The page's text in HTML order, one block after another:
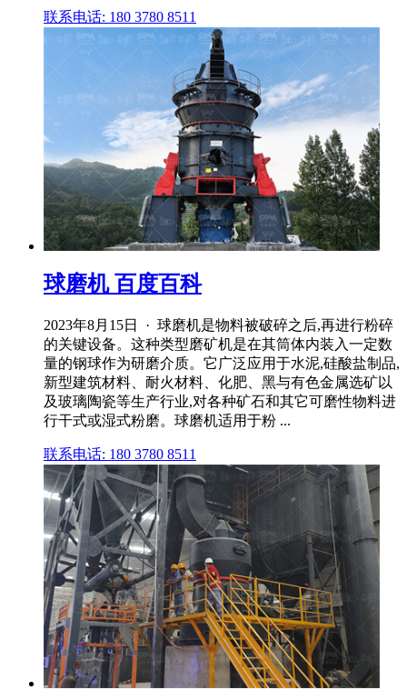
联系电话: 180 3780 8511
球磨机 百度百科
2023年8月15日 · 球磨机是物料被破碎之后,再进行粉碎
的关键设备。这种类型磨矿机是在其筒体内装入一定数
量的钢球作为研磨介质。它广泛应用于水泥,硅酸盐制品,
新型建筑材料、耐火材料、化肥、黑与有色金属选矿以
及玻璃陶瓷等生产行业,对各种矿石和其它可磨性物料进
行干式或湿式粉磨。球磨机适用于粉 ...
联系电话: 180 3780 8511